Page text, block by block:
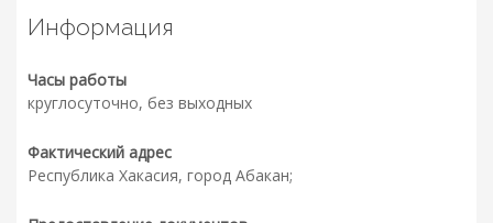
Информация
Часы работы
круглосуточно, без выходных
Фактический адрес
Республика Хакасия, город Абакан;